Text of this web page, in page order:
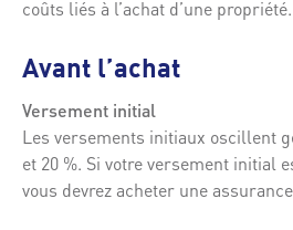
coûts liés à l’achat d’une propriété.
Avant l’achat
Versement initial
Les versements initiaux oscillent
et 20 %. Si votre versement initial
vous devrez acheter une